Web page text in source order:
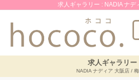
求人ギャラリー : NADIA ナデ
求人ギャラリー
NADIA ナディア 大阪店 /